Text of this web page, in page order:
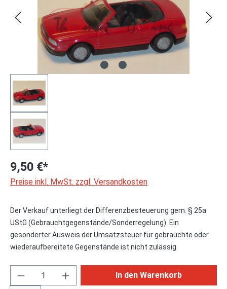
9,50 €*
Preise inkl. MwSt. zzgl. Versandkosten
Der Verkauf unterliegt der Differenzbesteuerung gem. § 25a
UStG (Gebrauchtgegenstände/Sonderregelung). Ein
gesonderter Ausweis der Umsatzsteuer für gebrauchte oder
wiederaufbereitete Gegenstände ist nicht zulässig.
Produkt Anzahl: Gib den gewünschten
In den Warenkorb